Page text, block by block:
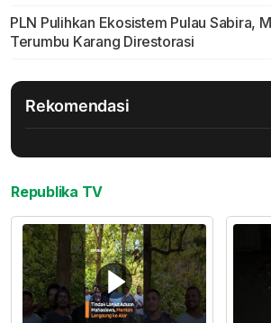
PLN Pulihkan Ekosistem Pulau Sabira,
Terumbu Karang Direstorasi
Rekomendasi
Republika TV